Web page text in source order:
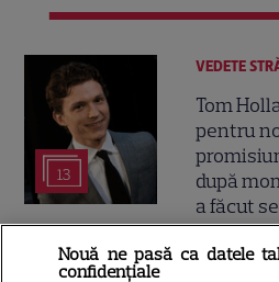
13
VEDETE
Tom
pentru
după
a făcut
Nouă ne pasă ca datele
confidențiale